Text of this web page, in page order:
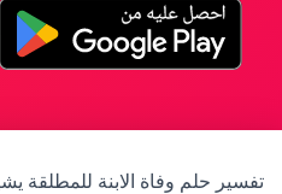
تفسير حلم وفاة الابنة للمطلقة